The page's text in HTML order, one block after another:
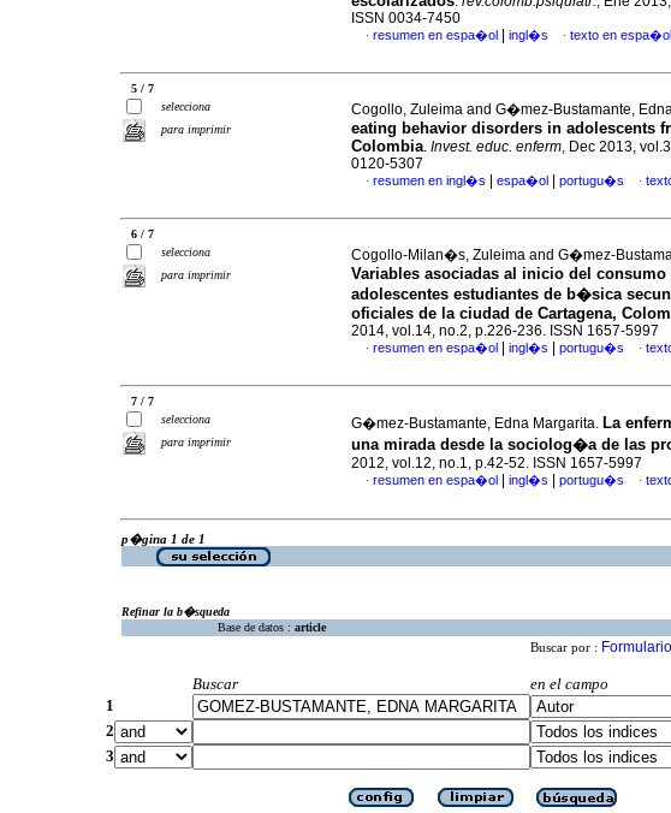
ISSN 0034-7450
· resumen en espa�ol ingl�s · texto en espa�ol
5 / 7
selecciona
para imprimir
Cogollo, Zuleima and G�mez-Bustamante,
eating behavior disorders in adolescents
Colombia. Invest. educ. enferm, Dec 2013,
0120-5307
· resumen en ingl�s espa�ol portugu�s ·
6 / 7
selecciona
para imprimir
Cogollo-Milan�s, Zuleima and G�mez-
Variables asociadas al inicio del
adolescentes estudiantes de b�sica
oficiales de la ciudad de Cartagena,
2014, vol.14, no.2, p.226-236. ISSN 1657-5997
· resumen en espa�ol ingl�s portugu�s ·
7 / 7
selecciona
para imprimir
G�mez-Bustamante, Edna Margarita. La
una mirada desde la sociolog�a de las
2012, vol.12, no.1, p.42-52. ISSN 1657-5997
· resumen en espa�ol ingl�s portugu�s ·
p�gina 1 de 1
Refinar la b�squeda
Base de datos : article
Buscar por :
Buscar
en el campo
1
2
3